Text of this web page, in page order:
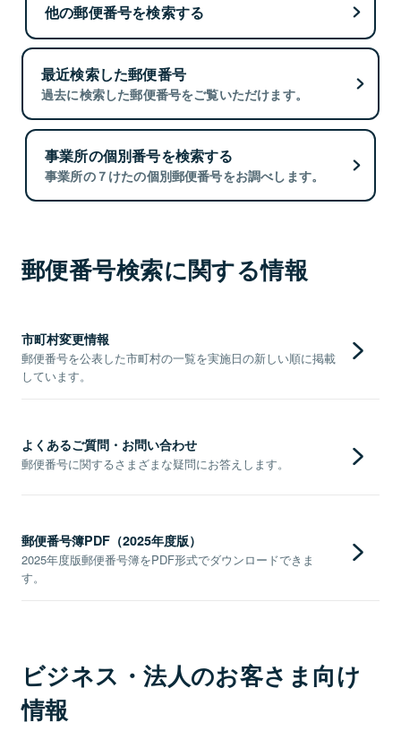
他の郵便番号を検索する
最近検索した郵便番号
過去に検索した郵便番号をご覧いただけます。
事業所の個別番号を検索する
事業所の７けたの個別郵便番号をお調べします。
郵便番号検索に関する情報
市町村変更情報
郵便番号を公表した市町村の一覧を実施日の新しい順に掲載
しています。
よくあるご質問・お問い合わせ
郵便番号に関するさまざまな疑問にお答えします。
郵便番号簿PDF（2025年度版）
2025年度版郵便番号簿をPDF形式でダウンロードできま
す。
ビジネス・法人のお客さま向け
情報